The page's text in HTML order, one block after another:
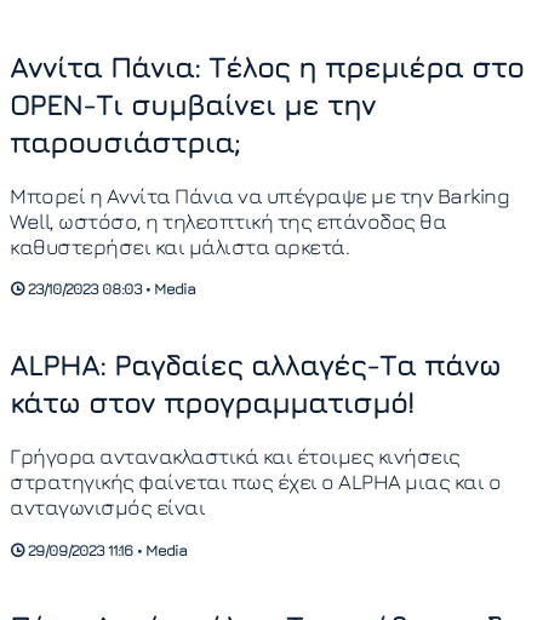
Αννίτα Πάνια: Τέλος η πρεμιέρα στο
OPEN-Τι συμβαίνει με την
παρουσιάστρια;
Μπορεί η Αννίτα Πάνια να υπέγραψε με την Barking
Well, ωστόσο, η τηλεοπτική της επάνοδος θα
καθυστερήσει και μάλιστα αρκετά.
23/10/2023 08:03 • Media
ALPHA: Ραγδαίες αλλαγές-Τα πάνω
κάτω στον προγραμματισμό!
Γρήγορα αντανακλαστικά και έτοιμες κινήσεις
στρατηγικής φαίνεται πως έχει ο ALPHA μιας και ο
ανταγωνισμός είναι
29/09/2023 11:16 • Media